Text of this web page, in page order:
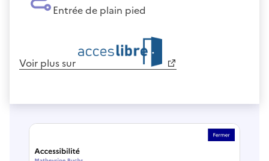
Entrée de plain pied
Voir plus sur